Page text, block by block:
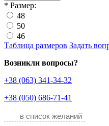
* Размер:
48
50
46
Таблица размеров Задать
Возникли вопросы?
+38 (063) 341-34-32
+38 (050) 686-71-41
в список желаний